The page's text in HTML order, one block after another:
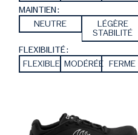
MAINTIEN :
NEUTRE
LÉGÈRE
STABILITÉ
FLEXIBILITÉ :
FLEXIBLE MODÉRÉE FERME